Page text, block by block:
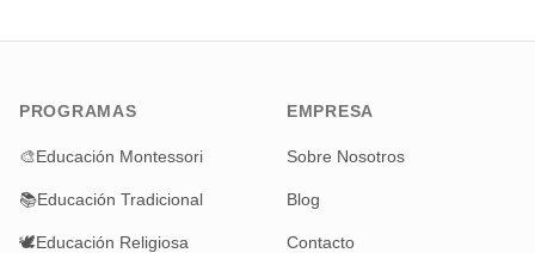
PROGRAMAS
🎨Educación Montessori
📚Educación Tradicional
🕊️Educación Religiosa
EMPRESA
Sobre Nosotros
Blog
Contacto